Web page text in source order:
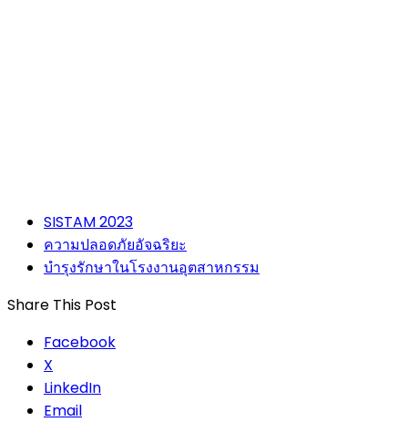
SISTAM 2023
ความปลอดภัยอัจฉริยะ
บำรุงรักษาในโรงงานอุตสาหกรรม
Share This Post
Facebook
X
LinkedIn
Email